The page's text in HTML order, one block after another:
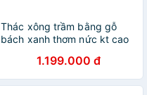
Thác xông trầm bằng gỗ
bách xanh thơm nức kt cao
1.199.000 đ